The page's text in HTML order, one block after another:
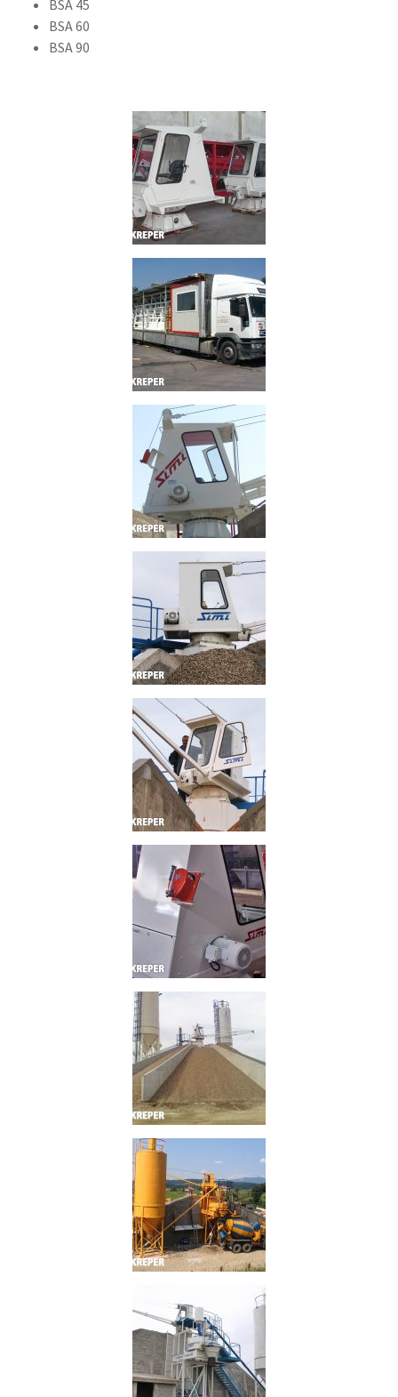
BSA 45
BSA 60
BSA 90